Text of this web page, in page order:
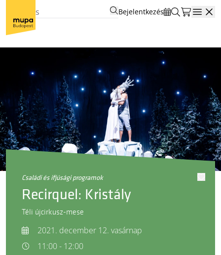
Bejelentkezés
családi és ifjúsági programok
Recirquel: Kristály
Téli újcirkusz-mese
2021. december 12. vasárnap
11:00 - 12:00